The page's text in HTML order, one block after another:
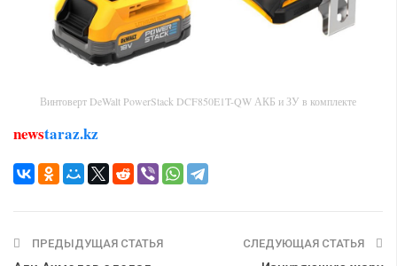
Винтоверт DeWalt PowerStack DCF850E1T-QW АКБ и ЗУ в комплекте
newstaraz.kz
ПРЕДЫДУЩАЯ СТАТЬЯ СЛЕДУЮЩАЯ СТАТЬЯ